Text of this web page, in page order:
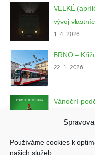
Používáme cookies k
našich služeb.
VELKÉ
vývoj
1. 4. 2026
BRNO –
22. 1. 2026
Vánoční